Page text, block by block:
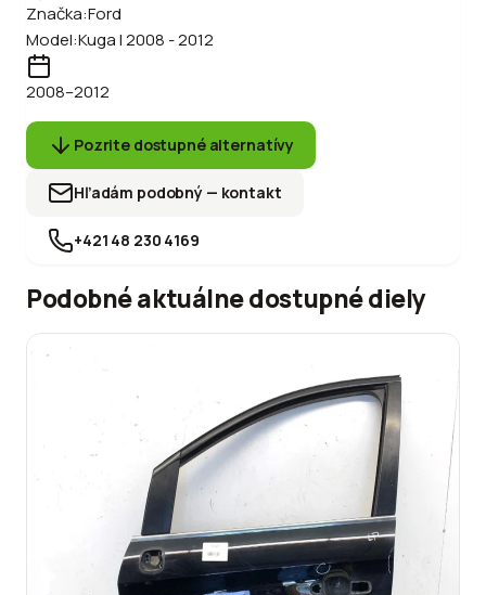
Značka:Ford
Model:Kuga I 2008 - 2012
2008–2012
Pozrite dostupné alternatívy
Hľadám podobný — kontakt
+421 48 230 4169
Podobné aktuálne dostupné diely